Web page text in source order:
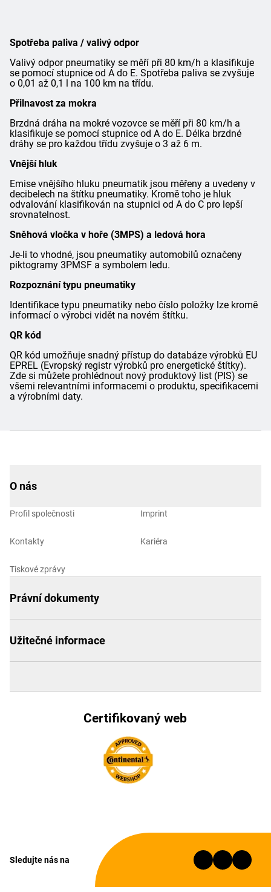
Spotřeba paliva / valivý odpor
Valivý odpor pneumatiky se měří při 80 km/h a klasifikuje
se pomocí stupnice od A do E. Spotřeba paliva se zvyšuje
o 0,01 až 0,1 l na 100 km na třídu.
Přilnavost za mokra
Brzdná dráha na mokré vozovce se měří při 80 km/h a
klasifikuje se pomocí stupnice od A do E. Délka brzdné
dráhy se pro každou třídu zvyšuje o 3 až 6 m.
Vnější hluk
Emise vnějšího hluku pneumatik jsou měřeny a uvedeny v
decibelech na štítku pneumatiky. Kromě toho je hluk
odvalování klasifikován na stupnici od A do C pro lepší
srovnatelnost.
Sněhová vločka v hoře (3MPS) a ledová hora
Je-li to vhodné, jsou pneumatiky automobilů označeny
piktogramy 3PMSF a symbolem ledu.
Rozpoznání typu pneumatiky
Identifikace typu pneumatiky nebo číslo položky lze kromě
informací o výrobci vidět na novém štítku.
QR kód
QR kód umožňuje snadný přístup do databáze výrobků EU
EPREL (Evropský registr výrobků pro energetické štítky).
Zde si můžete prohlédnout nový produktový list (PIS) se
všemi relevantními informacemi o produktu, specifikacemi
a výrobními daty.
O nás
Profil společnosti
Kontakty
Tiskové zprávy
Imprint
Kariéra
Právní dokumenty
Užitečné informace
Certifikovaný web
Sledujte nás na